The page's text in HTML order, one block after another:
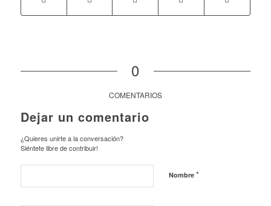
0
COMENTARIOS
Dejar un comentario
¿Quieres unirte a la conversación?
Siéntete libre de contribuir!
Nombre *